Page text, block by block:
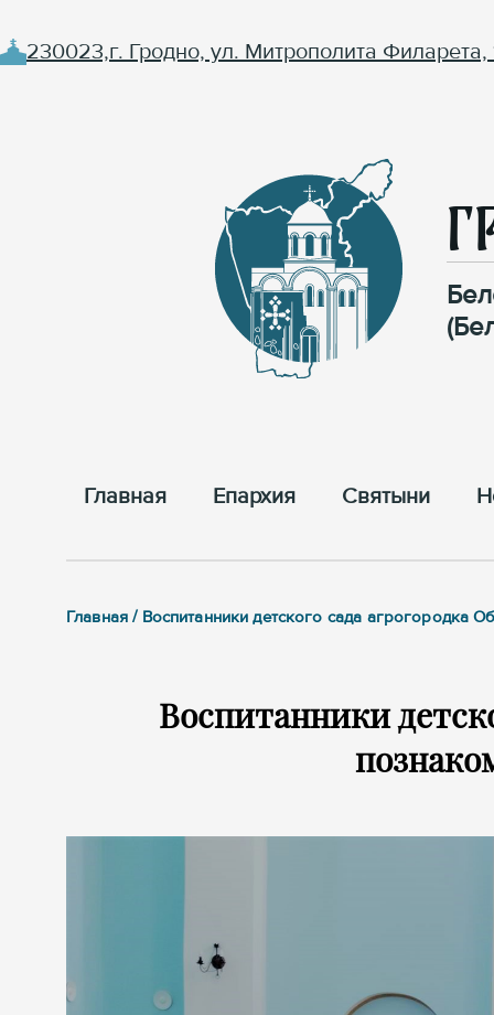
230023,г. Гродно, ул. Митрополита Филарета,
Главная Епархия Cвятыни
Главная / Воспитанники детского сада агрогородка
Воспитанники